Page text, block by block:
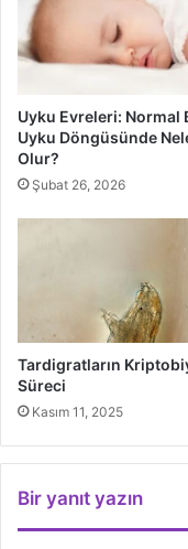
Uyku Evreleri: Normal
Uyku Döngüsünde
Olur?
Şubat 26, 2026
Tardigratların
Süreci
Kasım 11, 2025
Bir yanıt yazın